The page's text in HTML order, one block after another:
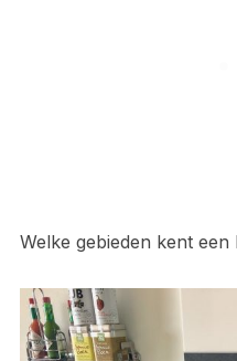
Welke gebieden kent een